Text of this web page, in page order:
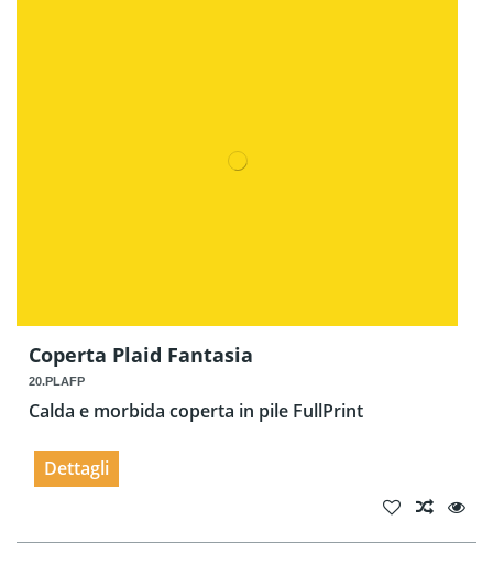
Coperta Plaid Fantasia
20.PLAFP
Calda e morbida coperta in pile FullPrint
Dettagli